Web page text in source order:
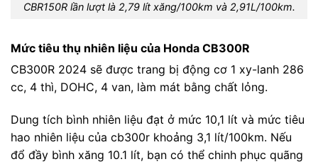
CBR150R lần lượt là 2,79 lít xăng/100km và 2,91L/100km.
Mức tiêu thụ nhiên liệu của Honda CB300R
CB300R 2024 sẽ được trang bị động cơ 1 xy-lanh 286
cc, 4 thì, DOHC, 4 van, làm mát bằng chất lỏng.
Dung tích bình nhiên liệu đạt ở mức 10,1 lít và mức tiêu
hao nhiên liệu của cb300r khoảng 3,1 lít/100km. Nếu
đổ đầy bình xăng 10.1 lít, bạn có thể chinh phục quãng